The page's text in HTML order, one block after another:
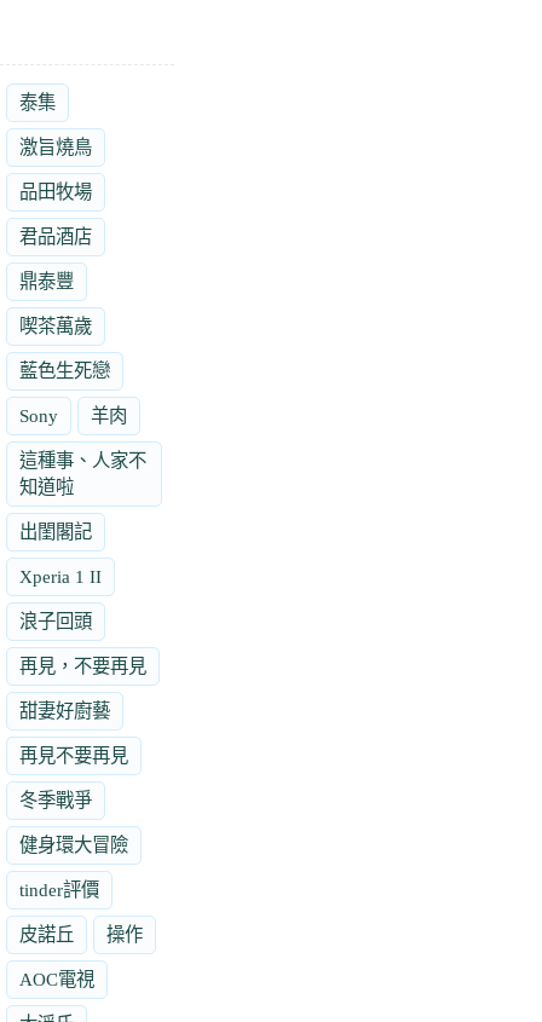
泰集
激旨燒鳥
品田牧場
君品酒店
鼎泰豐
喫茶萬歲
藍色生死戀
Sony 羊肉
這種事、人家不
知道啦
出閨閣記
Xperia 1 II
浪子回頭
再見，不要再見
甜妻好廚藝
再見不要再見
冬季戰爭
健身環大冒險
tinder評價
皮諾丘 操作
AOC電視